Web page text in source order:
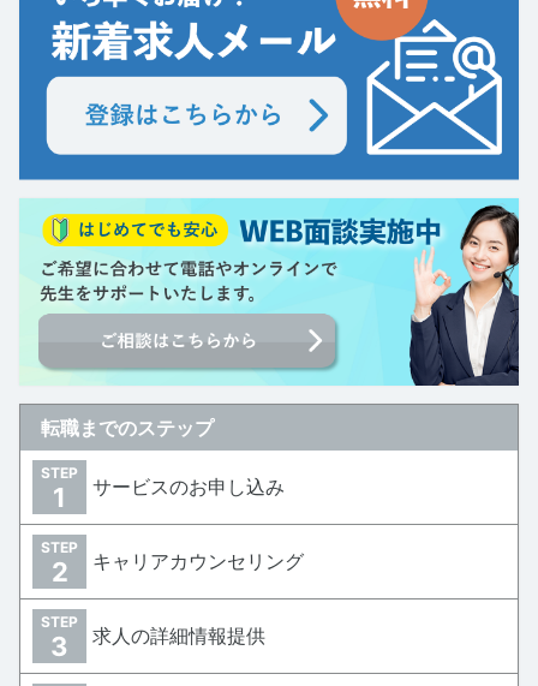
転職までのステップ
STEP
1 サービスのお申し込み
STEP
2 キャリアカウンセリング
STEP
3 求人の詳細情報提供